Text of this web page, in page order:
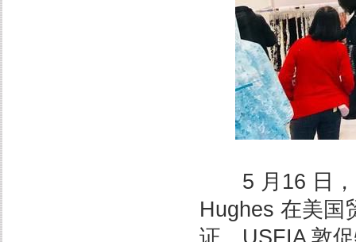
5 月16 日，
Hughes 在美国
证。USFIA 敦